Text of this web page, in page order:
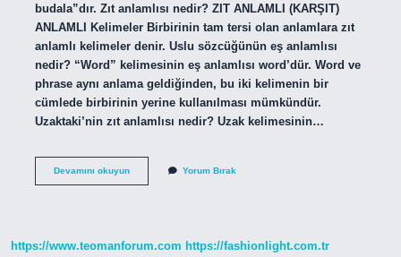
budala”dır. Zıt anlamlısı nedir? ZIT ANLAMLI (KARŞIT)
ANLAMLI Kelimeler Birbirinin tam tersi olan anlamlara zıt
anlamlı kelimeler denir. Uslu sözcüğünün eş anlamlısı
nedir? “Word” kelimesinin eş anlamlısı word’dür. Word ve
phrase aynı anlama geldiğinden, bu iki kelimenin bir
cümlede birbirinin yerine kullanılması mümkündür.
Uzaktaki’nin zıt anlamlısı nedir? Uzak kelimesinin…
Devamını okuyunUslunun
Yorum Bırak
https://www.teomanforum.com https://fashionlight.com.tr